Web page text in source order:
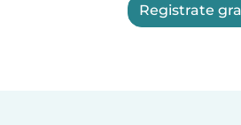
Registrate